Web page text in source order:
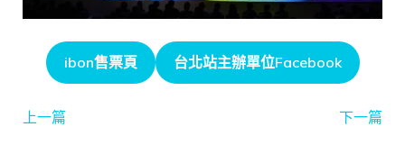
ibon售票頁 台北站主辦單位Facebook
上一篇 下一篇